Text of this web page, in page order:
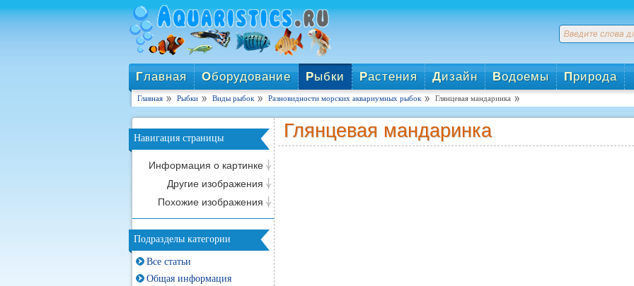
Главная Оборудование Рыбки Растения Дизайн Водоемы Природа
Главная Рыбки Виды рыбок Разновидности морских аквариумных рыбок Глянцевая мандаринка
Навигация страницы
Информация о картинке
Другие изображения
Похожие изображения
Подразделы категории
Все статьи
Общая информация
Глянцевая мандаринка